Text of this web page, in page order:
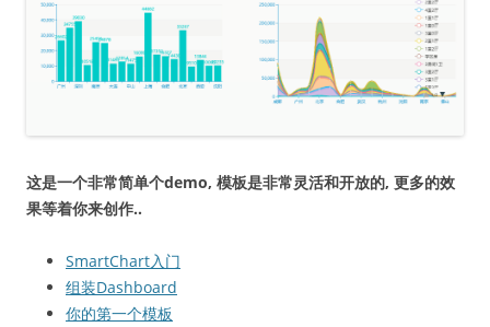
这是一个非常简单个demo, 模板是非常灵活和开放的, 更多的效
果等着你来创作..
SmartChart入门
组装Dashboard
你的第一个模板